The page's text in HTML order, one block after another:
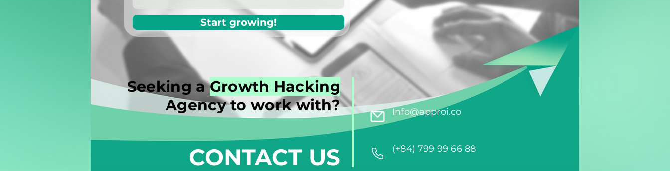
Start growing!
Seeking aGrowth Hacking
Agency to work with?
CONTACT US
Info@approi.co
(+84) 799 99 66 88